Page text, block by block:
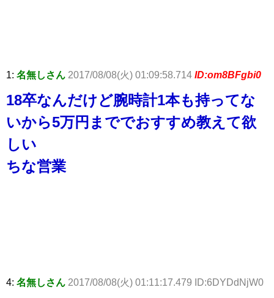
1: 名無しさん 2017/08/08(火) 01:09:58.714 ID:om8BFgbi0
18卒なんだけど腕時計1本も持ってな
いから5万円まででおすすめ教えて欲
しい
ちな営業
4: 名無しさん 2017/08/08(火) 01:11:17.479 ID:6DYDdNjW0